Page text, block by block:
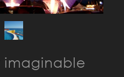
imaginable